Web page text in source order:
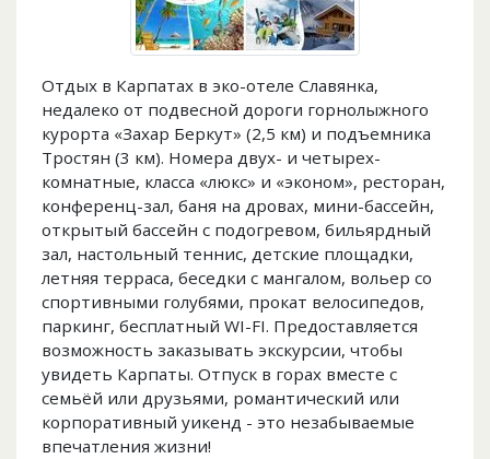
Отдых в Карпатах в эко-отеле Славянка,
недалеко от подвесной дороги горнолыжного
курорта «Захар Беркут» (2,5 км) и подъемника
Тростян (3 км). Номера двух- и четырех-
комнатные, класса «люкс» и «эконом», ресторан,
конференц-зал, баня на дровах, мини-бассейн,
открытый бассейн с подогревом, бильярдный
зал, настольный теннис, детские площадки,
летняя терраса, беседки с мангалом, вольер со
спортивными голубями, прокат велосипедов,
паркинг, бесплатный WI-FI. Предоставляется
возможность заказывать экскурсии, чтобы
увидеть Карпаты. Отпуск в горах вместе с
семьёй или друзьями, романтический или
корпоративный уикенд - это незабываемые
впечатления жизни!